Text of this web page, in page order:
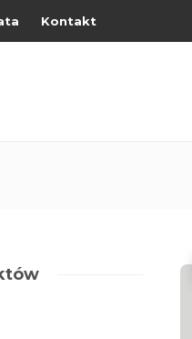
Kontakt